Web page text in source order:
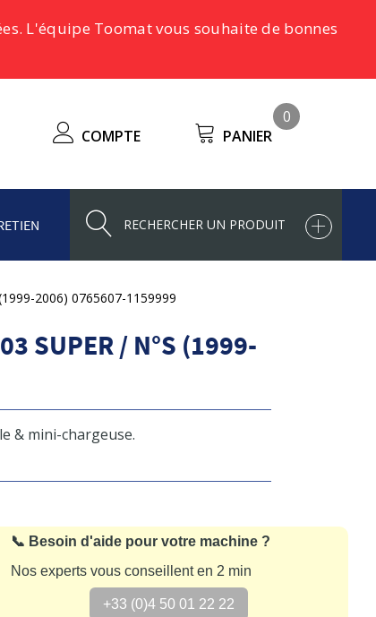
L'équipe Toomat vous souhaite de bonnes
COMPTE PANIER
0
2006) 0765607-1159999
SUPER / N°S (1999-
& mini-chargeuse.
📞 Besoin d'aide pour votre machine ?
Nos experts vous conseillent en 2 min
+33 (0)4 50 01 22 22